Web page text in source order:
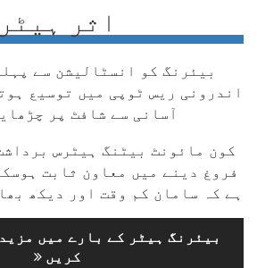
اثر ہیٹر
بیئرنگ کو انسٹالیشن سے
اندرونی ریس ٹوپی میں توسیع
آسانی سے شافٹ پر
کون مائونٹ بیٹنگ ہیٹرس
فروغ دینے میں معاون ثابت
ہے کہ سامان کم وقت اور دیکھ
بیئرنگ ہیٹر کے بارے میں مزید
کریں